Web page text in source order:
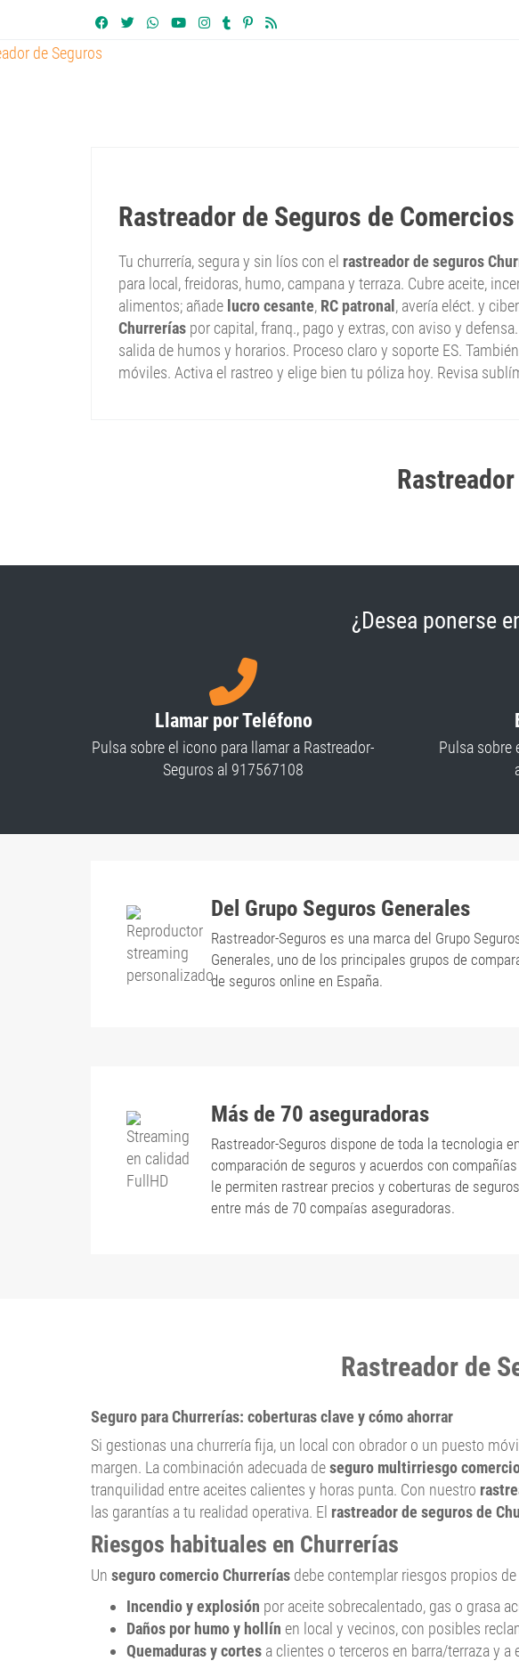
Rastreador de Seguros de
Tu churrería, segura y sin líos con el rastreador de seguros
para local, freidoras, humo, campana y terraza. Cubre aceite,
alimentos; añade lucro cesante, RC patronal , avería eléct. y
Churrerías por capital, franq., pago y extras, con aviso y
salida de humos y horarios. Proceso claro y soporte ES.
móviles. Activa el rastreo y elige bien tu póliza hoy. Revisa
¿Desea ponerse
Llamar por Teléfono
Pulsa sobre el icono para llamar a Rastreador-
Seguros al 917567108
Pulsa sobre
Del Grupo Seguros Generales
Rastreador-Seguros es una marca del Grupo
Generales, uno de los principales grupos de
de seguros online en España.
Más de 70 aseguradoras
Rastreador-Seguros dispone de toda la tecnologia en
comparación de seguros y acuerdos con compañías
le permiten rastrear precios y coberturas de seguros
entre más de 70 compaías aseguradoras.
Rastreador de
Seguro para Churrerías: coberturas clave y cómo ahorrar
Si gestionas una churrería fija, un local con obrador o un puesto
margen. La combinación adecuada deseguro multirriesgo
tranquilidad entre aceites calientes y horas punta. Con nuestro
las garantías a tu realidad operativa. El rastreador de seguros de
Riesgos habituales en Churrerías
Un seguro comercio Churrerías debe contemplar riesgos propios
Incendio y explosión por aceite sobrecalentado, gas o grasa
Daños por humo y hollín en local y vecinos, con posibles
Quemaduras y cortes a clientes o terceros en barra/terraza y a